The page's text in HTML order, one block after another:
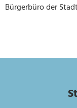
Bürgerbüro der